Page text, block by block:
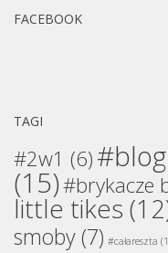
FACEBOOK
TAGI
#2w1 (6)
(15)#brykacze
little tikes
smoby(7) #całareszta